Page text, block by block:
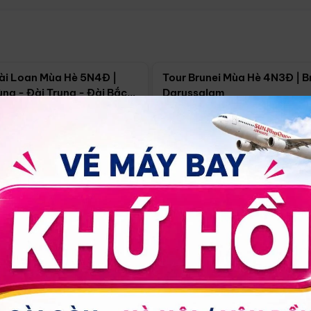
Loan Mùa Hè 5N4Đ |
- Đài Trung - Đài Bắc
18/09
Tour Brunei Mùa Hè 4N3Đ |
Darussalam
Hồ Chí Minh 4N3Đ
30/08 17/09 24/09
14.499.000đ Xem chi